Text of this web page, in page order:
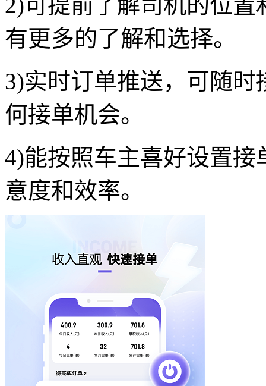
有更多的了解和选择。
3)实时订单推送，可随
何接单机会。
4)能按照车主喜好设置
意度和效率。